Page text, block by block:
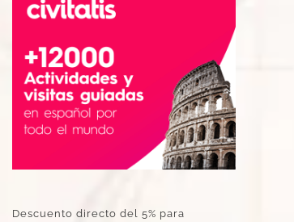
Descuento directo del 5% para